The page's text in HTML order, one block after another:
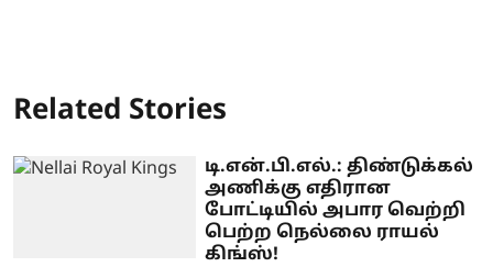
Related Stories
டி.என்.பி.எல்.: திண்டுக்கல்
அணிக்கு எதிரான
போட்டியில் அபார வெற்றி
பெற்ற நெல்லை ராயல்
கிங்ஸ்!